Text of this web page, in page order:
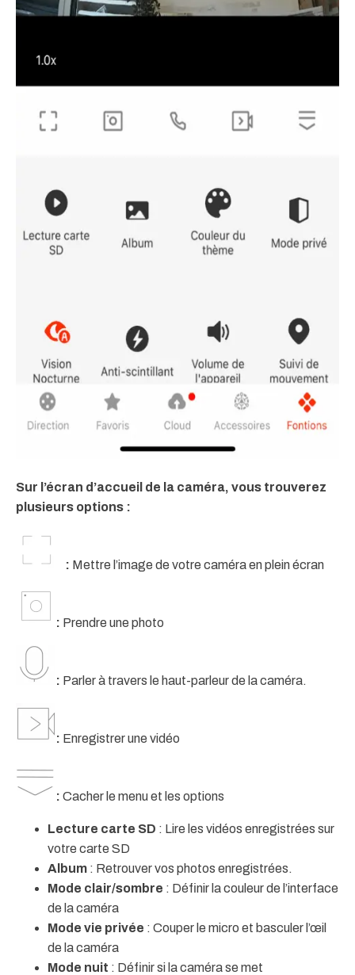
Sur l’écran d’accueil de la caméra, vous trouverez
plusieurs options :
: Mettre l’image de votre caméra en plein écran
: Prendre une photo
: Parler à travers le haut-parleur de la caméra.
: Enregistrer une vidéo
: Cacher le menu et les options
Lecture carte SD : Lire les vidéos enregistrées sur
votre carte SD
Album : Retrouver vos photos enregistrées.
Mode clair/sombre : Définir la couleur de l’interface
de la caméra
Mode vie privée : Couper le micro et basculer l’œil
de la caméra
Mode nuit : Définir si la caméra se met